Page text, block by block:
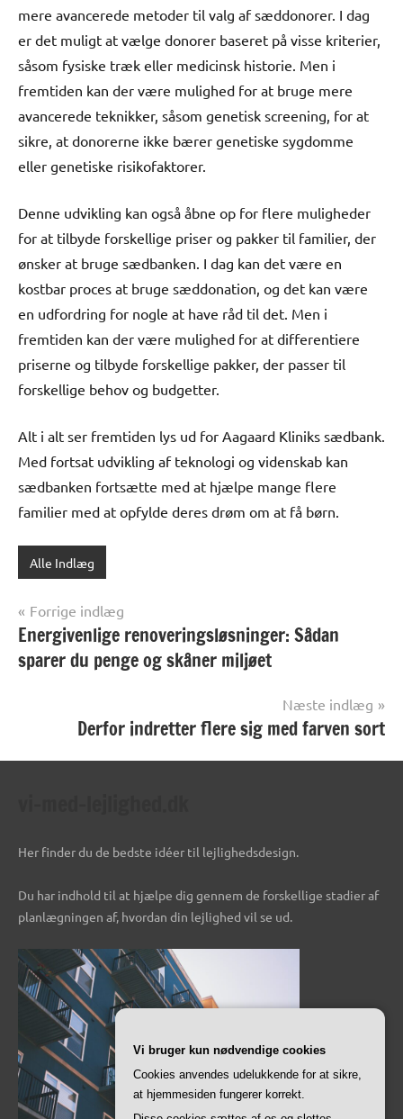
mere avancerede metoder til valg af sæddonorer. I dag
er det muligt at vælge donorer baseret på visse kriterier,
såsom fysiske træk eller medicinsk historie. Men i
fremtiden kan der være mulighed for at bruge mere
avancerede teknikker, såsom genetisk screening, for at
sikre, at donorerne ikke bærer genetiske sygdomme
eller genetiske risikofaktorer.
Denne udvikling kan også åbne op for flere muligheder
for at tilbyde forskellige priser og pakker til familier, der
ønsker at bruge sædbanken. I dag kan det være en
kostbar proces at bruge sæddonation, og det kan være
en udfordring for nogle at have råd til det. Men i
fremtiden kan der være mulighed for at differentiere
priserne og tilbyde forskellige pakker, der passer til
forskellige behov og budgetter.
Alt i alt ser fremtiden lys ud for Aagaard Kliniks sædbank.
Med fortsat udvikling af teknologi og videnskab kan
sædbanken fortsætte med at hjælpe mange flere
familier med at opfylde deres drøm om at få børn.
Alle Indlæg
Indlægsnavigation
Forrige indlæg
Energivenlige renoveringsløsninger: Sådan
sparer du penge og skåner miljøet
Næste indlæg
Derfor indretter flere sig med farven sort
Her finder du de bedste idéer til lejlighedsdesign.
Du har indhold til at hjælpe dig gennem de forskellige stadier af
planlægningen af, hvordan din lejlighed vil se ud.
Vi bruger kun nødvendige cookies
Cookies anvendes udelukkende for at sikre,
at hjemmesiden fungerer korrekt.